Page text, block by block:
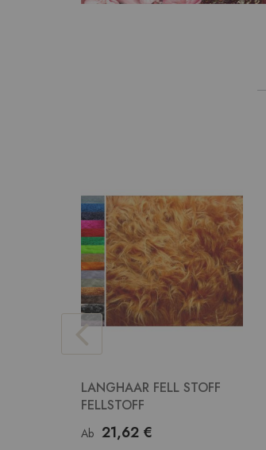
LANGHAAR FELL STOFF
FELLSTOFF
Ab 21,62 €